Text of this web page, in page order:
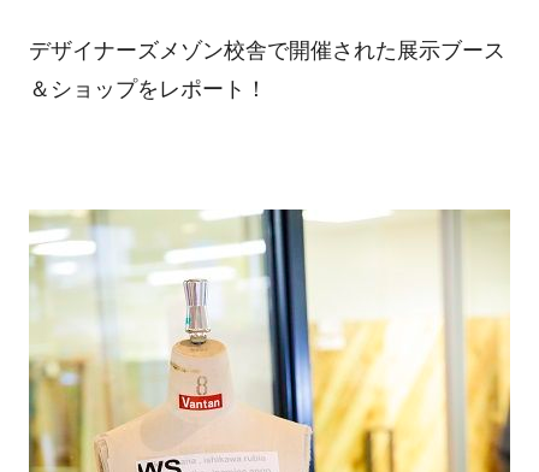
デザイナーズメゾン校舎で開催された展示ブース
＆ショップをレポート！